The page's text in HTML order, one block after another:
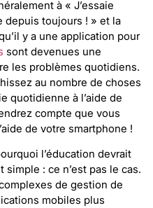
à « J’essaie
depuis toujours ! » et la
y a une application pour
sont devenues une
les problèmes quotidiens.
au nombre de choses
quotidienne à l’aide de
compte que vous
de votre smartphone !
l’éducation devrait
: ce n’est pas le cas.
de gestion de
mobiles plus